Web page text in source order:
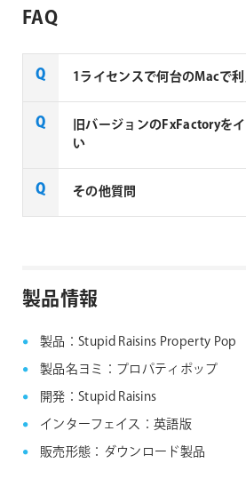
FAQ
1ライセンスで何台のMacで
Noise Industries社製品、
リー製品は、1ライセンスにつき1
旧バージョンのFxFactoryを
い
FxFactory 旧バージョンインスト
FxFactory 旧バージョンインス
その他質問
製品情報
製品：Stupid Raisins Property Pop
製品名ヨミ：プロパティポップ
開発：Stupid Raisins
インターフェイス：英語版
販売形態：ダウンロード製品